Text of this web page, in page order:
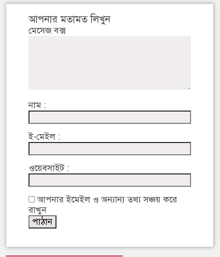
আপনার মতামত লিখুন
মেসেজ বক্স
নাম :
ই-মেইল :
ওয়েবসাইট :
আপনার ইমেইল ও অন্যান্য তথ্য সঞ্চয় করে
রাখুন